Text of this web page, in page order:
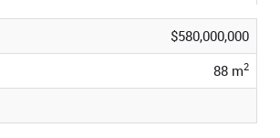
$580,000,000
88 m2